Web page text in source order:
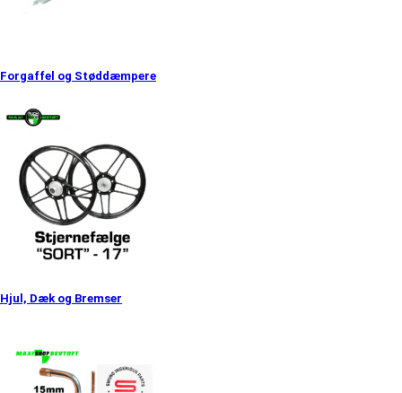
Forgaffel og Støddæmpere
Hjul, Dæk og Bremser